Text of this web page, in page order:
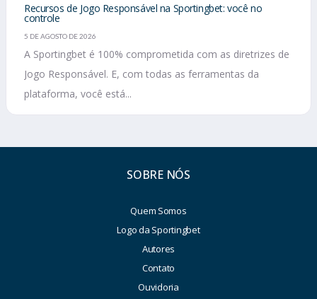
Recursos de Jogo Responsável na Sportingbet: você no
controle
5 DE AGOSTO DE 2026
A Sportingbet é 100% comprometida com as diretrizes de
Jogo Responsável. E, com todas as ferramentas da
plataforma, você está...
SOBRE NÓS
Quem Somos
Logo da Sportingbet
Autores
Contato
Ouvidoria